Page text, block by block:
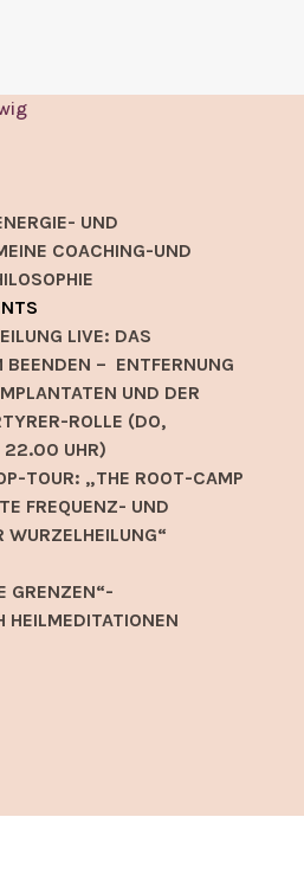
UND
COACHING-UND
LIVE: DAS
BEENDEN – ENTFERNUNG
UND DER
ROLLE (DO,
UHR)
TOUR: „THE ROOT-CAMP
FREQUENZ- UND
WURZELHEILUNG“
GRENZEN“-
HEILMEDITATIONEN